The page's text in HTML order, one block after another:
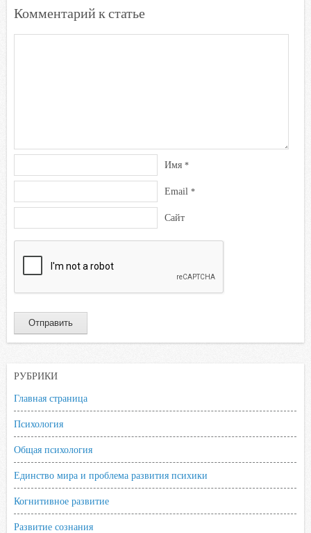
Комментарий к статье
Имя *
Email *
Сайт
РУБРИКИ
Главная страница
Психология
Общая психология
Единство мира и проблема развития психики
Когнитивное развитие
Развитие сознания